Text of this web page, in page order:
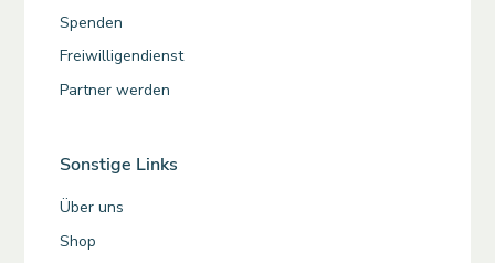
Spenden
Freiwilligendienst
Partner werden
Sonstige Links
Über uns
Shop